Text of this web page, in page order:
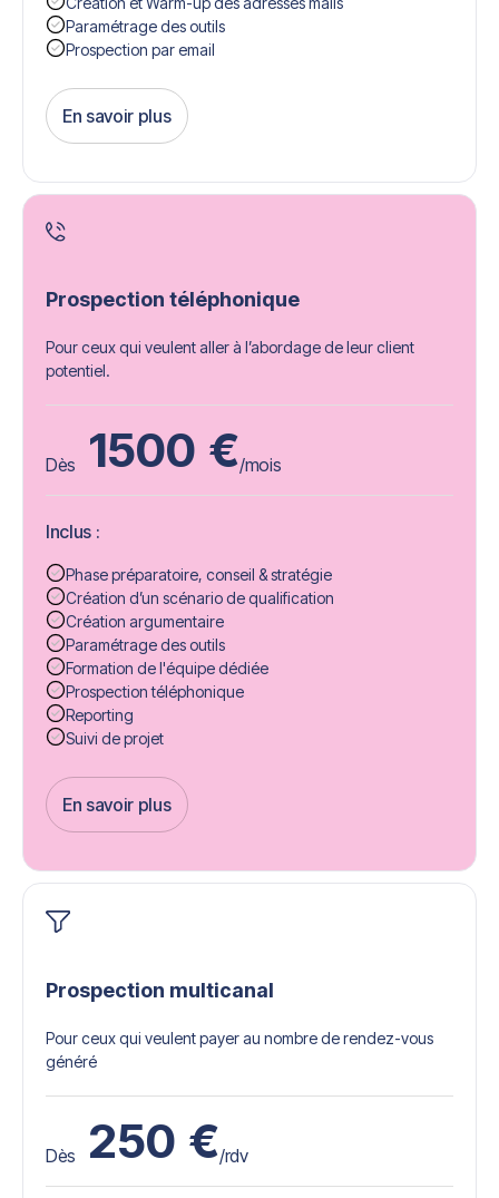
Paramétrage des outils
Prospection par email
En savoir plus
Get Started
Prospection téléphonique
Pour ceux qui veulent aller à l’abordage de leur client
potentiel.
Dès 1500 €/mois
Inclus :
Phase préparatoire, conseil & stratégie
Création d’un scénario de qualification
Création argumentaire
Paramétrage des outils
Formation de l'équipe dédiée
Prospection téléphonique
Reporting
Suivi de projet
En savoir plus
Get Started
Prospection multicanal
Pour ceux qui veulent payer au nombre de rendez-vous
généré
Dès 250 €/rdv